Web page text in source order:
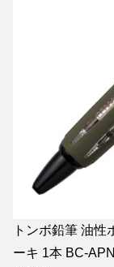
トンボ鉛筆 油性
ーキ 1本 BC-